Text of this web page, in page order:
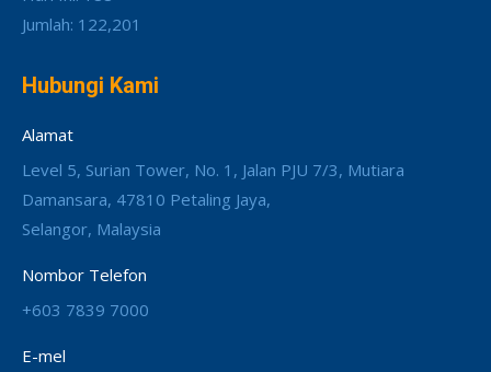
Jumlah: 122,201
Hubungi Kami
Alamat
Level 5, Surian Tower, No. 1, Jalan PJU 7/3, Mutiara
Damansara, 47810 Petaling Jaya,
Selangor, Malaysia
Nombor Telefon
+603 7839 7000
E-mel